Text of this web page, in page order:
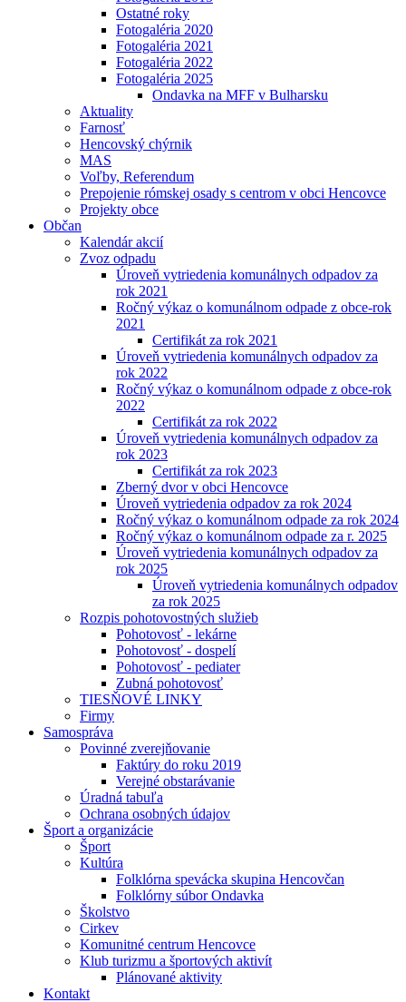
Ostatné roky
Fotogaléria 2020
Fotogaléria 2021
Fotogaléria 2022
Fotogaléria 2025
Ondavka na MFF v Bulharsku
Aktuality
Farnosť
Hencovský chýrnik
MAS
Voľby, Referendum
Prepojenie rómskej osady s centrom v obci Hencovce
Projekty obce
Občan
Kalendár akcií
Zvoz odpadu
Úroveň vytriedenia komunálnych odpadov za
rok 2021
Ročný výkaz o komunálnom odpade z obce-rok
2021
Certifikát za rok 2021
Úroveň vytriedenia komunálnych odpadov za
rok 2022
Ročný výkaz o komunálnom odpade z obce-rok
2022
Certifikát za rok 2022
Úroveň vytriedenia komunálnych odpadov za
rok 2023
Certifikát za rok 2023
Zberný dvor v obci Hencovce
Úroveň vytriedenia odpadov za rok 2024
Ročný výkaz o komunálnom odpade za rok 2024
Ročný výkaz o komunálnom odpade za r. 2025
Úroveň vytriedenia komunálnych odpadov za
rok 2025
Úroveň vytriedenia komunálnych odpadov
za rok 2025
Rozpis pohotovostných služieb
Pohotovosť - lekárne
Pohotovosť - dospelí
Pohotovosť - pediater
Zubná pohotovosť
TIESŇOVÉ LINKY
Firmy
Samospráva
Povinné zverejňovanie
Faktúry do roku 2019
Verejné obstarávanie
Úradná tabuľa
Ochrana osobných údajov
Šport a organizácie
Šport
Kultúra
Folklórna spevácka skupina Hencovčan
Folklórny súbor Ondavka
Školstvo
Cirkev
Komunitné centrum Hencovce
Klub turizmu a športových aktivít
Plánované aktivity
Kontakt